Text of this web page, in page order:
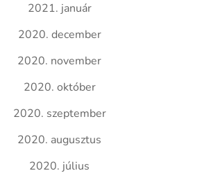
2021. január
2020. december
2020. november
2020. október
2020. szeptember
2020. augusztus
2020. július